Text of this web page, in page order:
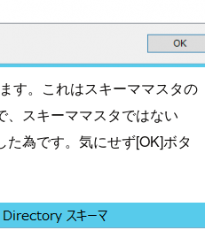
す。これはスキーママスタの
スキーママスタではない
為です。気にせず[OK]ボタ